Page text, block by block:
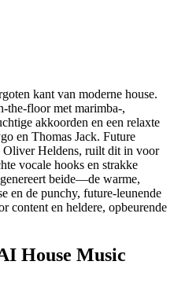
kant van moderne house.
the-floor met marimba-,
akkoorden en een relaxte
en Thomas Jack. Future
Oliver Heldens, ruilt dit in voor
vocale hooks en strakke
beide—de warme,
en de punchy, future-leunende
content en heldere, opbeurende
House Music